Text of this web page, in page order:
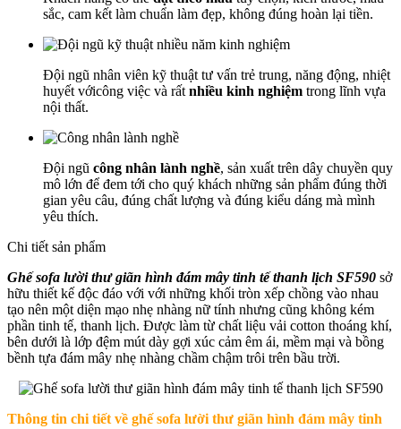
sắc, cam kết làm chuẩn làm đẹp, không đúng hoàn lại tiền.
Đội ngũ nhân viên kỹ thuật tư vấn trẻ trung, năng động, nhiệt
huyết vớicông việc và rất nhiều kinh nghiệm trong lĩnh vựa
nội thất.
Đội ngũ công nhân lành nghề, sản xuất trên dây chuyền quy
mô lớn để đem tới cho quý khách những sản phẩm đúng thời
gian yêu câu, đúng chất lượng và đúng kiểu dáng mà mình
yêu thích.
Chi tiết sản phẩm
Ghế sofa lười thư giãn hình đám mây tinh tế thanh lịch SF590 sở
hữu thiết kế độc đáo với với những khối tròn xếp chồng vào nhau
tạo nên một diện mạo nhẹ nhàng nữ tính nhưng cũng không kém
phần tinh tế, thanh lịch. Được làm từ chất liệu vải cotton thoáng khí,
bên dưới là lớp đệm mút dày gợi xúc cảm êm ái, mềm mại và bồng
bềnh tựa đám mây nhẹ nhàng chầm chậm trôi trên bầu trời.
Thông tin chi tiết về ghế sofa lười thư giãn hình đám mây tinh